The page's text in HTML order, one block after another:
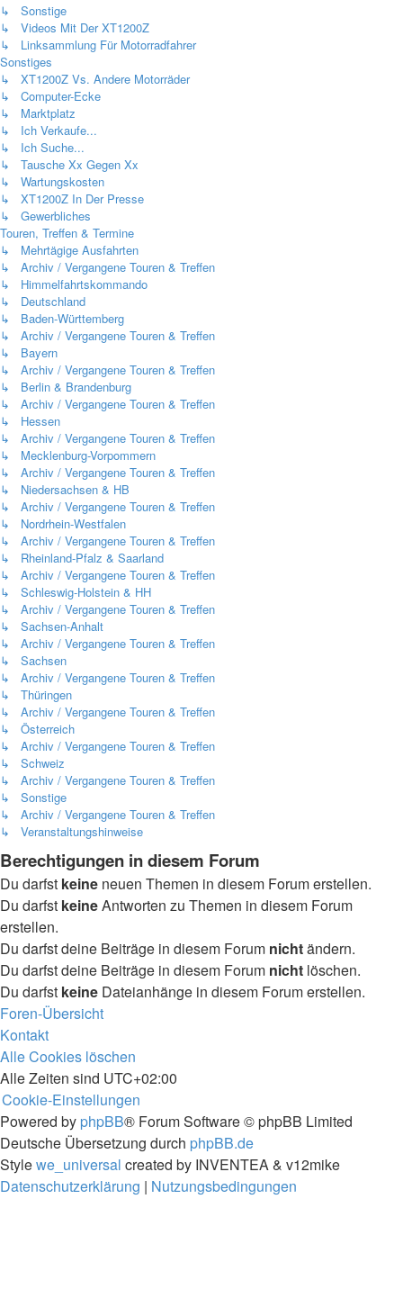
↳ Sonstige
↳ Videos Mit Der XT1200Z
↳ Linksammlung Für Motorradfahrer
Sonstiges
↳ XT1200Z Vs. Andere Motorräder
↳ Computer-Ecke
↳ Marktplatz
↳ Ich Verkaufe...
↳ Ich Suche...
↳ Tausche Xx Gegen Xx
↳ Wartungskosten
↳ XT1200Z In Der Presse
↳ Gewerbliches
Touren, Treffen & Termine
↳ Mehrtägige Ausfahrten
↳ Archiv / Vergangene Touren & Treffen
↳ Himmelfahrtskommando
↳ Deutschland
↳ Baden-Württemberg
↳ Archiv / Vergangene Touren & Treffen
↳ Bayern
↳ Archiv / Vergangene Touren & Treffen
↳ Berlin & Brandenburg
↳ Archiv / Vergangene Touren & Treffen
↳ Hessen
↳ Archiv / Vergangene Touren & Treffen
↳ Mecklenburg-Vorpommern
↳ Archiv / Vergangene Touren & Treffen
↳ Niedersachsen & HB
↳ Archiv / Vergangene Touren & Treffen
↳ Nordrhein-Westfalen
↳ Archiv / Vergangene Touren & Treffen
↳ Rheinland-Pfalz & Saarland
↳ Archiv / Vergangene Touren & Treffen
↳ Schleswig-Holstein & HH
↳ Archiv / Vergangene Touren & Treffen
↳ Sachsen-Anhalt
↳ Archiv / Vergangene Touren & Treffen
↳ Sachsen
↳ Archiv / Vergangene Touren & Treffen
↳ Thüringen
↳ Archiv / Vergangene Touren & Treffen
↳ Österreich
↳ Archiv / Vergangene Touren & Treffen
↳ Schweiz
↳ Archiv / Vergangene Touren & Treffen
↳ Sonstige
↳ Archiv / Vergangene Touren & Treffen
↳ Veranstaltungshinweise
Berechtigungen in diesem Forum
Du darfst keine neuen Themen in diesem Forum erstellen.
Du darfst keineAntworten zu Themen in diesem Forum
erstellen.
Du darfst deine Beiträge in diesem Forum nichtändern.
Du darfst deine Beiträge in diesem Forum nicht löschen.
Du darfst keine Dateianhänge in diesem Forum erstellen.
Foren-Übersicht
Kontakt
Alle Cookies löschen
Alle Zeiten sind UTC+02:00
Cookie-Einstellungen
Powered by phpBB® Forum Software © phpBB Limited
Deutsche Übersetzung durch phpBB.de
Stylewe_universal created by INVENTEA & v12mike
Datenschutzerklärung | Nutzungsbedingungen